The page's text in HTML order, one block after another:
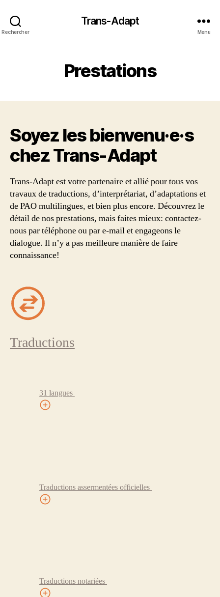
Rechercher
Trans-Adapt
Menu
Prestations
Soyez les bienvenu·e·s
chez Trans‑Adapt
Trans-Adapt est votre partenaire et allié pour tous vos
travaux de traductions, d’interprétariat, d’adaptations et
de PAO multilingues, et bien plus encore. Découvrez le
détail de nos prestations, mais faites mieux: contactez-
nous par téléphone ou par e-mail et engageons le
dialogue. Il n’y a pas meilleure manière de faire
connaissance!
Traductions
31 langues
Traductions assermentées officielles
Traductions notariées